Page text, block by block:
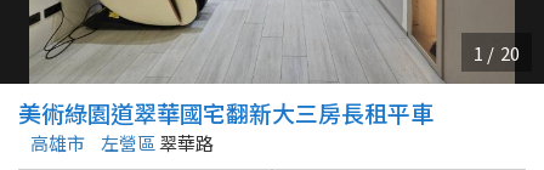
2026 高雄降價好屋限量釋出
縣市
不限
區域
美術綠園道翠華國宅翻新大三房長租平車
高雄市 左營區翠華路